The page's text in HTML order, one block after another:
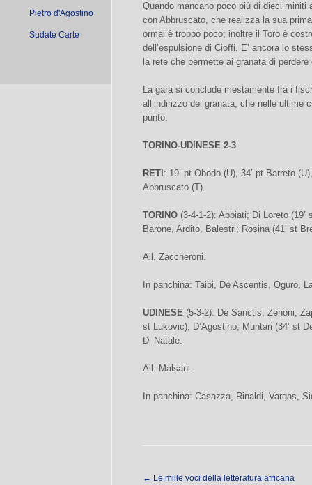
Pietro d'Agostino
Sudate Carte
Quando mancano poco più di dieci
con Abbruscato, che realizza la sua
ormai è troppo poco; inoltre il Toro è
dell’espulsione di Cioffi. E’ ancora lo
la rete che permette ai granata di
La gara si conclude mestamente fra i
all’indirizzo dei granata, che nelle ultime
punto.
TORINO-UDINESE 2-3
RETI : 19’ pt Obodo (U), 34’ pt Barreto
Abbruscato (T).
TORINO (3-4-1-2): Abbiati; Di Loreto
Barone, Ardito, Balestri; Rosina (41’ st
All. Zaccheroni.
In panchina: Taibi, De Ascentis, Oguro,
UDINESE (5-3-2): De Sanctis; Zenoni,
st Lukovic), D’Agostino, Muntari (34’ st
Di Natale.
All. Malsani.
In panchina: Casazza, Rinaldi, Vargas,
← Le mille voci della letteratura africana